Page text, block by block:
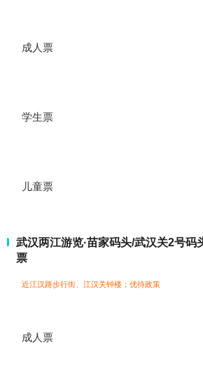
成人票
学生票
儿童票
武汉两江游览·苗家码头/武汉关2号码
票
近江汉路步行街、江汉关钟楼； 优待政策
成人票